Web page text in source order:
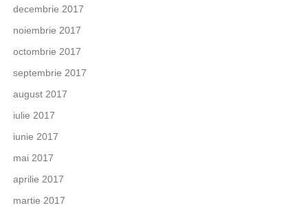
decembrie 2017
noiembrie 2017
octombrie 2017
septembrie 2017
august 2017
iulie 2017
iunie 2017
mai 2017
aprilie 2017
martie 2017